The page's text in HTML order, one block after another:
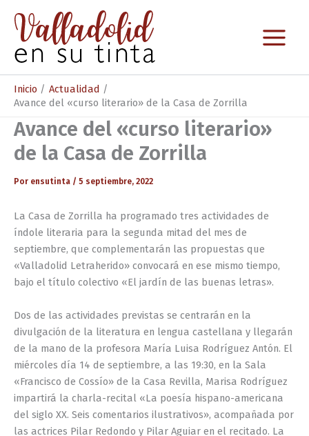
contenido
Inicio
Actualidad
Avance del «curso literario» de la Casa de Zorrilla
Avance del «curso literario»
de la Casa de Zorrilla
Por ensutinta / 5 septiembre, 2022
La Casa de Zorrilla ha programado tres actividades de
índole literaria para la segunda mitad del mes de
septiembre, que complementarán las propuestas que
«Valladolid Letraherido» convocará en ese mismo tiempo,
bajo el título colectivo «El jardín de las buenas letras».
Dos de las actividades previstas se centrarán en la
divulgación de la literatura en lengua castellana y llegarán
de la mano de la profesora María Luisa Rodríguez Antón. El
miércoles día 14 de septiembre, a las 19:30, en la Sala
«Francisco de Cossío» de la Casa Revilla, Marisa Rodríguez
impartirá la charla-recital «La poesía hispano-americana
del siglo XX. Seis comentarios ilustrativos», acompañada por
las actrices Pilar Redondo y Pilar Aguiar en el recitado. La